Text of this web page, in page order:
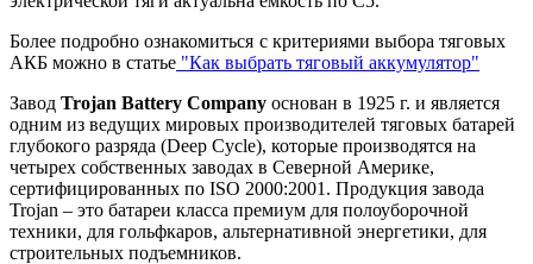
Более подробно ознакомиться с критериями выбора тяговых
АКБ можно в статье "Как выбрать тяговый аккумулятор"
Завод Trojan Battery Company основан в 1925 г. и является
одним из ведущих мировых производителей тяговых батарей
глубокого разряда (Deep Cycle), которые производятся на
четырех собственных заводах в Северной Америке,
сертифицированных по ISO 2000:2001. Продукция завода
Trojan – это батареи класса премиум для полоуборочной
техники, для гольфкаров, альтернативной энергетики, для
строительных подъемников.